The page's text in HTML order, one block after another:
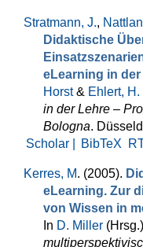
Stratmann, J.,
Didaktische
eLearning in
Horst& Ehlert, H.
in der Lehre –
Bologna.
Scholar |
BibTeX
Kerres, M. (2005).
eLearning. Zur
von Wissen in
In D. Miller (Hrsg.)